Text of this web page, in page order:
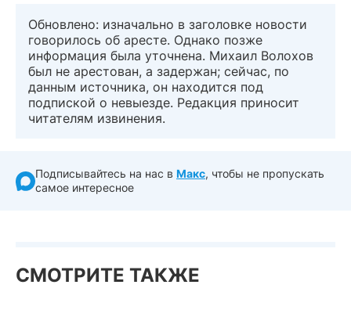
Обновлено: изначально в заголовке новости
говорилось об аресте. Однако позже
информация была уточнена. Михаил Волохов
был не арестован, а задержан; сейчас, по
данным источника, он находится под
подпиской о невыезде. Редакция приносит
читателям извинения.
Подписывайтесь на нас в Макс, чтобы не пропускать
самое интересное
СМОТРИТЕ ТАКЖЕ